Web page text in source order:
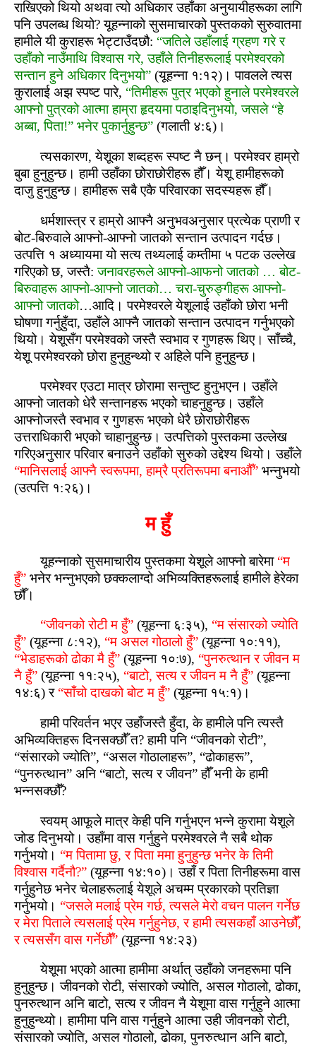
राखिएको थियो अथवा त्यो अधिकार उहाँका अनुयायीहरूका लागि
पनि उपलब्‍ध थियो? यूहन्नाको सुसमाचारको पुस्‍तकको सुरुवातमा
हामीले यी कुराहरू भेट्टाउँदछौ: “जतिले उहाँलाई ग्रहण गरे र
उहाँको नाउँमाथि विश्‍वास गरे, उहाँले तिनीहरूलाई परमेश्‍वरको
सन्‍तान हुने अधिकार दिनुभयो” (यूहन्ना १:१२)। पावलले त्‍यस
कुरालाई अझ स्‍पष्‍ट पारे, “तिमीहरू पुत्र भएको हुनाले परमेश्‍वरले
आफ्‍नो पुत्रको आत्‍मा हाम्रा हृदयमा पठाइदिनुभयो, जसले “हे
अब्‍बा, पिता!” भनेर पुकार्नुहुन्‍छ” (गलाती ४:६)।
त्यसकारण, येशूका शब्‍दहरू स्‍पष्‍ट नै छन्। परमेश्‍वर हाम्रो
बुबा हुनुहुन्‍छ। हामी उहाँका छोराछोरीहरू हौँ। येशू हामीहरूको
दाजु हुनुहुन्‍छ। हामीहरू सबै एकै परिवारका सदस्यहरू हौँ।
धर्मशास्‍त्र र हाम्रो आफ्‍नै अनुभवअनुसार प्रत्येक प्राणी र
बोट-बिरुवाले आफ्‍नो-आफ्‍नो जातको सन्‍तान उत्‍पादन गर्दछ।
उत्पत्ति १ अध्यायमा यो सत्य तथ्यलाई कम्‍तीमा ५ पटक उल्लेख
गरिएको छ, जस्‍तै: जनावरहरूले आफ्‍नो-आफनो जातको … बोट-
बिरुवाहरू आफ्‍नो-आफ्‍नो जातको… चरा-चुरुङ्गीहरू आफ्‍नो-
आफ्‍नो जातको…आदि। परमेश्‍वरले येशूलाई उहाँको छोरा भनी
घोषणा गर्नुहुँदा, उहाँले आफ्‍नै जातको सन्‍तान उत्‍पादन गर्नुभएको
थियो। येशूसँग परमेश्‍वको जस्‍तै स्‍वभाव र गुणहरू थिए। साँच्चै,
येशू परमेश्‍वरको छोरा हुनुहुन्‍थ्यो र अहिले पनि हुनुहुन्‍छ।
परमेश्‍वर एउटा मात्र छोरामा सन्‍तुष्‍ट हुनुभएन। उहाँले
आफ्‍नो जातको धेरै सन्‍तानहरू भएको चाहनुहुन्‍छ। उहाँले
आफ्‍नोजस्‍तै स्‍वभाव र गुणहरू भएको धेरै छोराछोरीहरू
उत्तराधिकारी भएको चाहानुहुन्‍छ। उत्‍पत्तिको पुस्‍तकमा उल्लेख
गरिएअनुसार परिवार बनाउने उहाँको सुरुको उद्देश्य थियो। उहाँले
“मानिसलाई आफ्‍नै स्‍वरूपमा, हाम्रै प्रतिरूपमा बनाऔँ” भन्नुभयो
(उत्‍पत्ति १:२६)।
म हुँ
यूहन्नाको सुसमाचारीय पुस्‍तकमा येशूले आफ्‍नो बारेमा “म
हुँ” भनेर भन्नुभएको छक्कलाग्‍दो अभिव्यक्तिहरूलाई हामीले हेरेका
छौँ।
“जीवनको रोटी म हुँ”(यूहन्ना ६:३५), “म संसारको ज्योति
हुँ” (यूहन्ना ८:१२), “म असल गोठालो हुँ” (यूहन्ना १०:११),
“भेडाहरूको ढोका मै हुँ” (यूहन्ना १०:७), “पुनरुत्‍थान र जीवन म
नै हुँ” (यूहन्ना ११:२५), “बाटो, सत्य र जीवन म नै हुँ” (यूहन्ना
१४:६) र “साँचो दाखको बोट म हुँ” (यूहन्ना १५:१)।
हामी परिवर्तन भएर उहाँजस्‍तै हुँदा, के हामीले पनि त्यस्‍तै
अभिव्यक्तिहरू दिनसक्‍छौँ त? हामी पनि “जीवनको रोटी”,
“संसारको ज्योति”, “असल गोठालाहरू”, “ढोकाहरू”,
“पुनरुत्‍थान” अनि “बाटो, सत्य र जीवन” हौँ भनी के हामी
भन्नसक्‍छौँ?
स्‍वयम् आफूले मात्र केही पनि गर्नुभएन भन्ने कुरामा येशूले
जोड दिनुभयो। उहाँमा वास गर्नुहुने परमेश्‍वरले नै सबै थोक
गर्नुभयो। “म पितामा छु, र पिता ममा हुनुहुन्‍छ भनेर के तिमी
विश्‍वास गर्दैनौ?” (यूहन्ना १४:१०)। उहाँ र पिता तिनीहरूमा वास
गर्नुहुनेछ भनेर चेलाहरूलाई येशूले अचम्म प्रकारको प्रतिज्ञा
गर्नुभयो। “जसले मलाई प्रेम गर्छ, त्यसले मेरो वचन पालन गर्नेछ
र मेरा पिताले त्यसलाई प्रेम गर्नुहुनेछ, र हामी त्यसकहाँ आउनेछौँ,
र त्यससँग वास गर्नेछौँ” (यूहन्ना १४:२३)
येशूमा भएको आत्‍मा हामीमा अर्थात् उहाँको जनहरूमा पनि
हुनुहुन्‍छ। जीवनको रोटी, संसारको ज्योति, असल गोठालो, ढोका,
पुनरुत्‍थान अनि बाटो, सत्य र जीवन नै येशूमा वास गर्नुहुने आत्‍मा
हुनुहुन्‍थ्यो। हामीमा पनि वास गर्नुहुने आत्‍मा उही जीवनको रोटी,
संसारको ज्योति, असल गोठालो, ढोका, पुनरुत्‍थान अनि बाटो,